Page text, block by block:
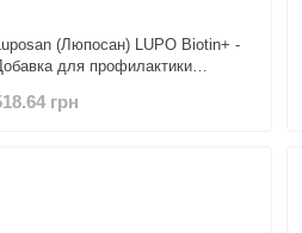
(Люпосан) LUPO Biotin+ -
для профилактики
130 шт.
грн